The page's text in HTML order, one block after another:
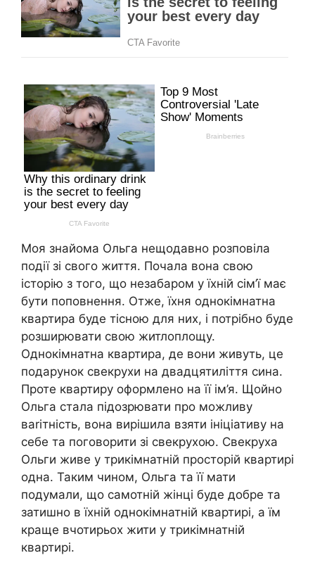
Моя знайома Ольга нещодавно розповіла
події зі свого життя. Почала вона свою
історію з того, що незабаром у їхній сім’ї має
бути поповнення. Отже, їхня однокімнатна
квартира буде тісною для них, і потрібно буде
розширювати свою житлоплощу.
Однокімнатна квартира, де вони живуть, це
подарунок свекрухи на двадцятиліття сина.
Проте квартиру оформлено на її ім’я. Щойно
Ольга стала підозрювати про можливу
ваrітність, вона вирішила взяти ініціативу на
себе та поговорити зі свекрухою. Свекруха
Ольги живе у трикімнатній просторій квартирі
одна. Таким чином, Ольга та її мати
подумали, що самотній жінці буде добре та
затишно в їхній однокімнатній квартирі, а їм
краще вчотирьох жити у трикімнатній
квартирі.